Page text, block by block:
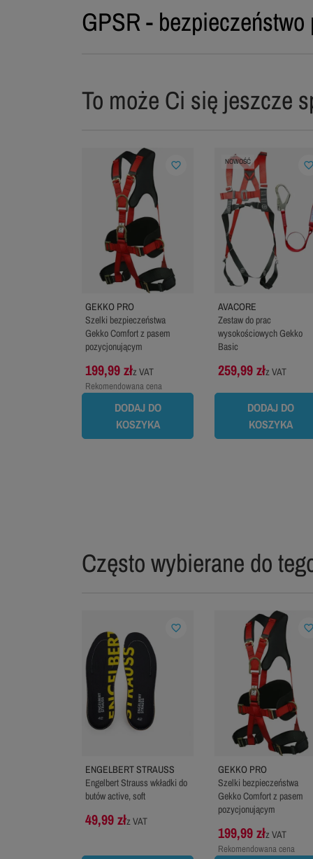
GPSR - bezpieczeństwo
To może Ci się jeszcze
GEKKO PRO
Szelki bezpieczeństwa
Gekko Comfort z pasem
pozycjonującym
199,99 złz VAT
Rekomendowana cena
DODAJ DO
KOSZYKA
favorite_border NOWOŚĆ
AVACORE
Zestaw do prac
wysokościowych Gekko
Basic
259,99 złz VAT
DODAJ DO
KOSZYKA
favorite_border
Często wybierane do
ENGELBERT STRAUSS
Engelbert Strauss wkładki do
butów active, soft
49,99 złz VAT
favorite_border
GEKKO PRO
Szelki bezpieczeństwa
Gekko Comfort z pasem
pozycjonującym
199,99 złz VAT
Rekomendowana cena
favorite_border